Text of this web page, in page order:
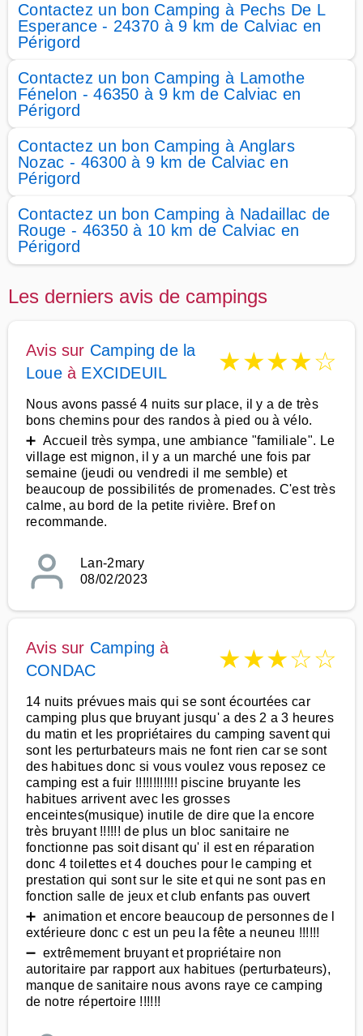
Contactez un bon Camping à Pechs De L
Esperance - 24370 à 9 km de Calviac en
Périgord
Contactez un bon Camping à Lamothe
Fénelon - 46350 à 9 km de Calviac en
Périgord
Contactez un bon Camping à Anglars
Nozac - 46300 à 9 km de Calviac en
Périgord
Contactez un bon Camping à Nadaillac de
Rouge - 46350 à 10 km de Calviac en
Périgord
Les derniers avis de campings
Avis sur Camping de la
Loueà EXCIDEUIL ★★★★☆
Nous avons passé 4 nuits sur place, il y a de très
bons chemins pour des randos à pied ou à vélo.
➕ Accueil très sympa, une ambiance "familiale". Le
village est mignon, il y a un marché une fois par
semaine (jeudi ou vendredi il me semble) et
beaucoup de possibilités de promenades. C'est très
calme, au bord de la petite rivière. Bref on
recommande.
Lan-2mary
08/02/2023
Avis sur Camping à
CONDAC
★★★☆☆
14 nuits prévues mais qui se sont écourtées car
camping plus que bruyant jusqu' a des 2 a 3 heures
du matin et les propriétaires du camping savent qui
sont les perturbateurs mais ne font rien car se sont
des habitues donc si vous voulez vous reposez ce
camping est a fuir !!!!!!!!!!!! piscine bruyante les
habitues arrivent avec les grosses
enceintes(musique) inutile de dire que la encore
très bruyant !!!!!! de plus un bloc sanitaire ne
fonctionne pas soit disant qu' il est en réparation
donc 4 toilettes et 4 douches pour le camping et
prestation qui sont sur le site et qui ne sont pas en
fonction salle de jeux et club enfants pas ouvert
➕ animation et encore beaucoup de personnes de l
extérieure donc c est un peu la fête a neuneu !!!!!!
➖ extrêmement bruyant et propriétaire non
autoritaire par rapport aux habitues (perturbateurs),
manque de sanitaire nous avons raye ce camping
de notre répertoire !!!!!!